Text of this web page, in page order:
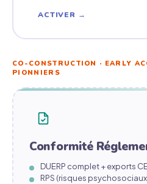
ACTIVER →
CO-CONSTRUCTION · EARLY
PIONNIERS
Conformité
DUERP complet + exports
RPS (risques